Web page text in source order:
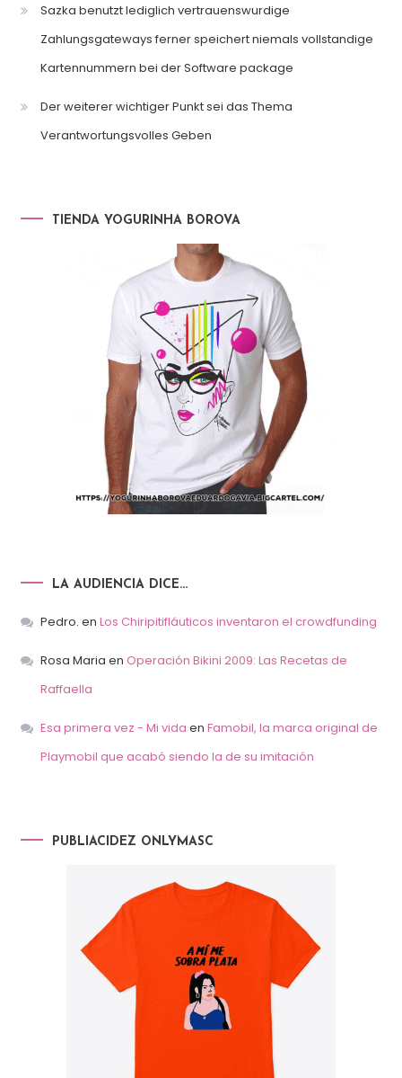
Sazka benutzt lediglich vertrauenswurdige
Zahlungsgateways ferner speichert niemals vollstandige
Kartennummern bei der Software package
Der weiterer wichtiger Punkt sei das Thema
Verantwortungsvolles Geben
TIENDA YOGURINHA BOROVA
LA AUDIENCIA DICE…
Pedro. en Los Chiripitifláuticos inventaron el crowdfunding
Rosa Maria en Operación Bikini 2009: Las Recetas de
Raffaella
Esa primera vez - Mi vida en Famobil, la marca original de
Playmobil que acabó siendo la de su imitación
PUBLIACIDEZ ONLYMASC